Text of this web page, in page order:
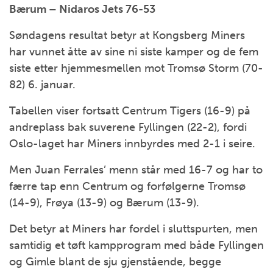
Bærum – Nidaros Jets 76-53
Søndagens resultat betyr at Kongsberg Miners
har vunnet åtte av sine ni siste kamper og de fem
siste etter hjemmesmellen mot Tromsø Storm (70-
82) 6. januar.
Tabellen viser fortsatt Centrum Tigers (16-9) på
andreplass bak suverene Fyllingen (22-2), fordi
Oslo-laget har Miners innbyrdes med 2-1 i seire.
Men Juan Ferrales’ menn står med 16-7 og har to
færre tap enn Centrum og forfølgerne Tromsø
(14-9), Frøya (13-9) og Bærum (13-9).
Det betyr at Miners har fordel i sluttspurten, men
samtidig et tøft kampprogram med både Fyllingen
og Gimle blant de sju gjenstående, begge